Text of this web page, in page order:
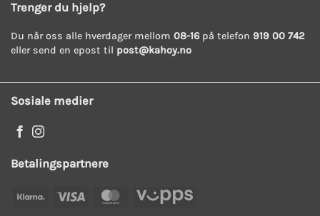
Trenger du hjelp?
Du når oss alle hverdager mellom 08-16på telefon 919 00 742
eller send en epost til post@kahoy.no
Sosiale medier
Betalingspartnere
Klarna Visa MasterCard Vipps